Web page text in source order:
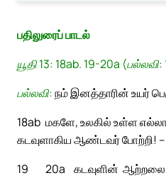
பதிலுரைப் பாடல்
யூதி 13: 18ab. 19-20a (பல்லவி:
பல்லவி:நம் இனத்தாரின் உயர்
18ab மகளே, உலகில் உள்ள
கடவுளாகிய ஆண்டவர் போற்றி! –
19
கடவுளின் ஆற்றலை
20a